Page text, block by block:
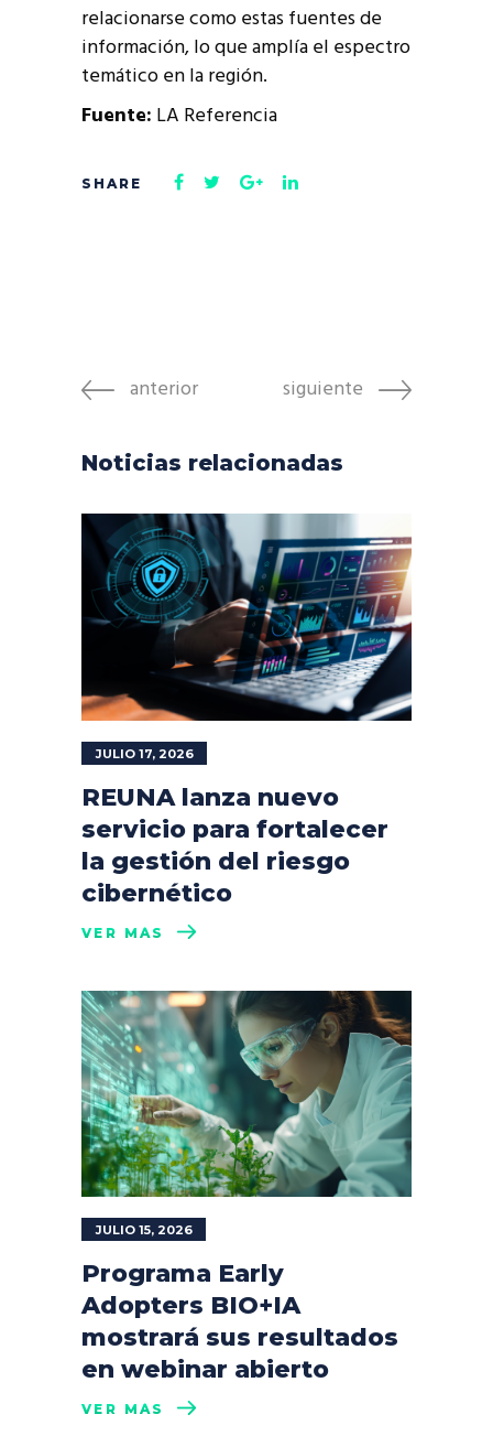
relacionarse como estas fuentes de
información, lo que amplía el espectro
temático en la región.
Fuente: LA Referencia
anterior siguiente
Noticias relacionadas
JULIO 17, 2026
REUNA lanza nuevo
servicio para fortalecer
la gestión del riesgo
cibernético
VER MÁS
JULIO 15, 2026
Programa Early
Adopters BIO+IA
mostrará sus resultados
en webinar abierto
VER MÁS